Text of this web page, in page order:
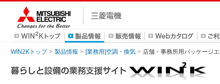
WIN2Kトップ 製品情報 [業務用]空調・換気 店舗・事務所用パッケージ